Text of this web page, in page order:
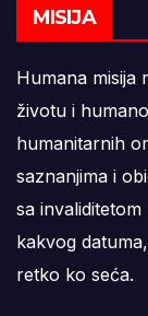
MISIJA
Humana misija
životu i
humanitarnih
saznanjima i
sa
kakvog
retko ko seća.